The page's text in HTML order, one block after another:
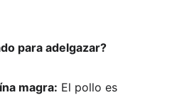
para adelgazar?
magra: El pollo es